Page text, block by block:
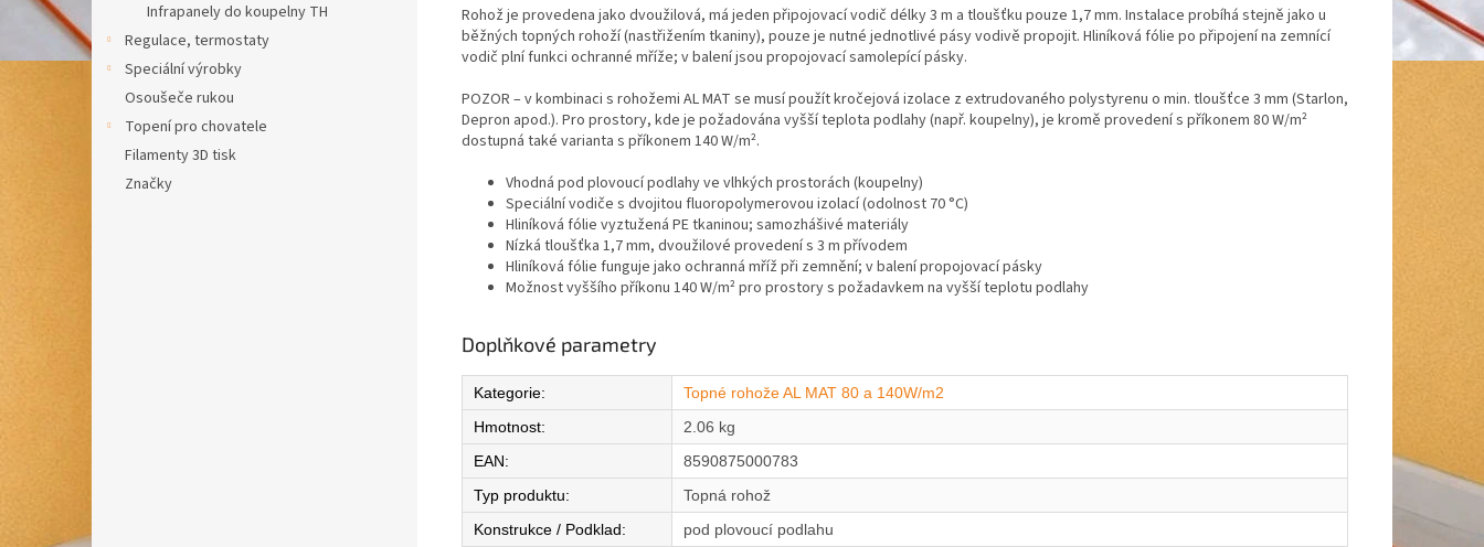
Infrapanely do koupelny TH
Regulace, termostaty
Speciální výrobky
Osoušeče rukou
Topení pro chovatele
Filamenty 3D tisk
Značky
Rohož je provedena jako dvoužilová, má jeden připojovací vodič délky 3 m a tloušťku pouze 1,7 mm. Instalace probíhá stejně jako u
běžných topných rohoží (nastřižením tkaniny), pouze je nutné jednotlivé pásy vodivě propojit. Hliníková fólie po připojení na zemnící
vodič plní funkci ochranné mříže; v balení jsou propojovací samolepící pásky.
POZOR – v kombinaci s rohožemi AL MAT se musí použít kročejová izolace z extrudovaného polystyrenu o min. tloušťce 3 mm (Starlon,
Depron apod.). Pro prostory, kde je požadována vyšší teplota podlahy (např. koupelny), je kromě provedení s příkonem 80 W/m²
dostupná také varianta s příkonem 140 W/m².
Vhodná pod plovoucí podlahy ve vlhkých prostorách (koupelny)
Speciální vodiče s dvojitou fluoropolymerovou izolací (odolnost 70 °C)
Hliníková fólie vyztužená PE tkaninou; samozhášivé materiály
Nízká tloušťka 1,7 mm, dvoužilové provedení s 3 m přívodem
Hliníková fólie funguje jako ochranná mříž při zemnění; v balení propojovací pásky
Možnost vyššího příkonu 140 W/m² pro prostory s požadavkem na vyšší teplotu podlahy
Doplňkové parametry
Kategorie:
Topné rohože AL MAT 80 a 140W/m2
Hmotnost:
2.06 kg
EAN:
8590875000783
Typ produktu:
Topná rohož
Konstrukce / Podklad:
pod plovoucí podlahu